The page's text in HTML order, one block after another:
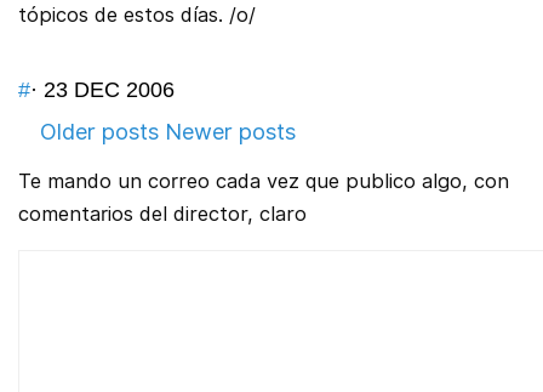
tópicos de estos días. /o/
#· 23 DEC 2006
Older posts Newer posts
Te mando un correo cada vez que publico algo, con
comentarios del director, claro